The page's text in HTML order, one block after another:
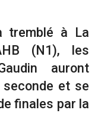
tremblé à La
(N1), les
auront
seconde et se
finales par la